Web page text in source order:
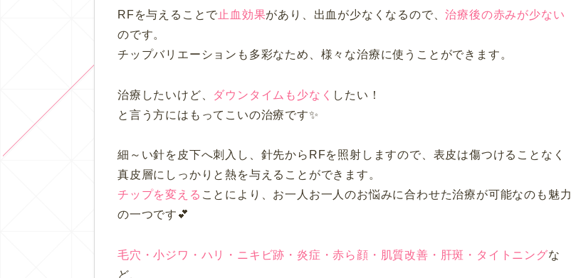
RFを与えることで 止血効果があり、 出血が少なくなるので、治療後の赤みが少ない
のです。
チップバリエーションも多彩なため、様々な治療に使うことができます。
治療したいけど、 ダウンタイムも少なく したい！
と言う方にはもってこいの治療です✨
細～い針を皮下へ刺入し、針先からRFを照射しますので、表皮は傷つけることなく
真皮層にしっかりと熱を与えることができます。
チップを変える ことにより、お一人お一人のお悩みに合わせた治療が可能なのも魅力
の一つです💕
毛穴・小ジワ・ハリ・ニキビ跡・炎症・赤ら顔・肌質改善・肝斑・タイトニングな
ど、